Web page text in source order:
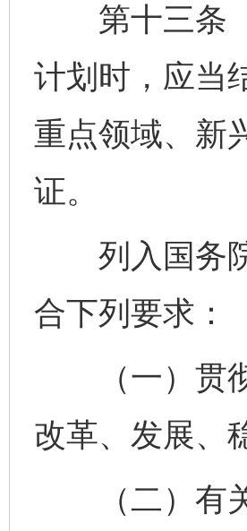
第十三条
计划时，应当
重点领域、新
证。
列入国务院
合下列要求：
（一）贯彻
改革、发展、
（二）有关